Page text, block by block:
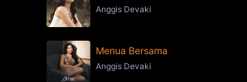
Anggis Devaki
Menua Bersama
Anggis Devaki